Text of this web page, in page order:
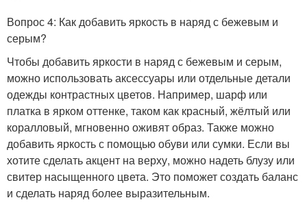
Вопрос 4: Как добавить яркость в наряд с бежевым и
серым?
Чтобы добавить яркости в наряд с бежевым и серым,
можно использовать аксессуары или отдельные детали
одежды контрастных цветов. Например, шарф или
платка в ярком оттенке, таком как красный, жёлтый или
коралловый, мгновенно оживят образ. Также можно
добавить яркость с помощью обуви или сумки. Если вы
хотите сделать акцент на верху, можно надеть блузу или
свитер насыщенного цвета. Это поможет создать баланс
и сделать наряд более выразительным.